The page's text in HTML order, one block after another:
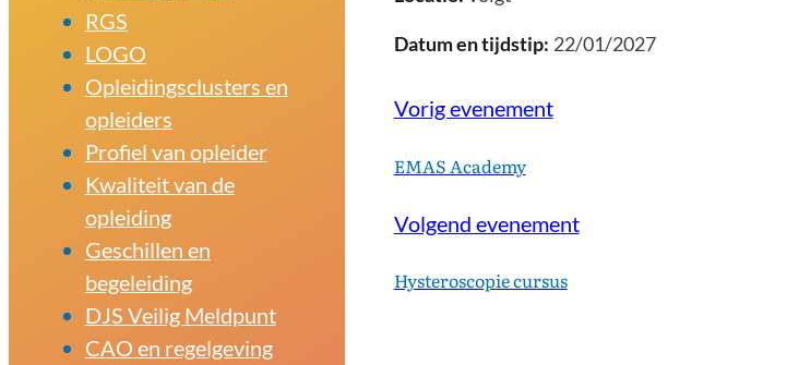
RGS
LOGO
Opleidingsclusters en
opleiders
Profiel van opleider
Kwaliteit van de
opleiding
Geschillen en
begeleiding
DJS Veilig Meldpunt
CAO en regelgeving
22/01/2027
Vorig evenement
EMAS Academy
Volgend evenement
Hysteroscopie cursus